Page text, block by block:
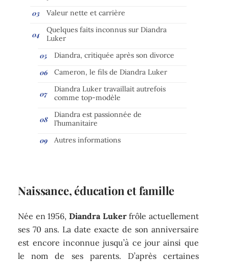
Valeur nette et carrière
Quelques faits inconnus sur Diandra
Luker
Diandra, critiquée après son divorce
Cameron, le fils de Diandra Luker
Diandra Luker travaillait autrefois
comme top-modèle
Diandra est passionnée de
l’humanitaire
Autres informations
Naissance, éducation et famille
Née en 1956, Diandra Lukerfrôle actuellement
ses 70 ans. La date exacte de son anniversaire
est encore inconnue jusqu’à ce jour ainsi que
le nom de ses parents. D’après certaines